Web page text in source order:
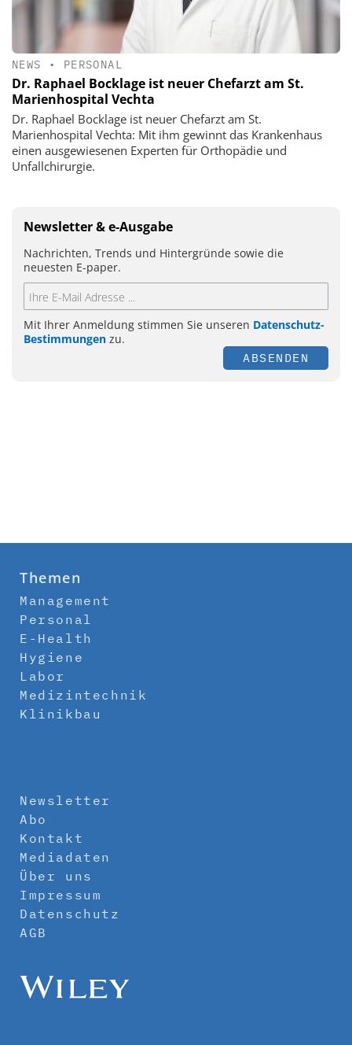
NEWS • PERSONAL
Dr. Raphael Bocklage ist neuer Chefarzt am St.
Marienhospital Vechta
Dr. Raphael Bocklage ist neuer Chefarzt am St.
Marienhospital Vechta: Mit ihm gewinnt das Krankenhaus
einen ausgewiesenen Experten für Orthopädie und
Unfallchirurgie.
Newsletter & e-Ausgabe
Nachrichten, Trends und Hintergründe sowie die
neuesten E-paper.
Mit Ihrer Anmeldung stimmen Sie unseren Datenschutz-
Bestimmungen zu.
ABSENDEN
Themen
Management
Personal
E-Health
Hygiene
Labor
Medizintechnik
Klinikbau
Newsletter
Abo
Kontakt
Mediadaten
Über uns
Impressum
Datenschutz
AGB